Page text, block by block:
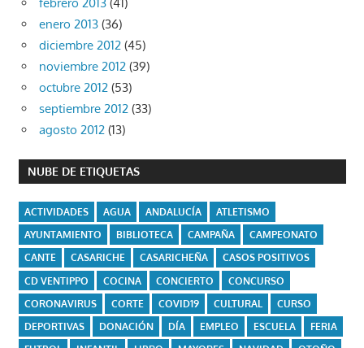
enero 2013 (36)
diciembre 2012 (45)
noviembre 2012 (39)
octubre 2012 (53)
septiembre 2012 (33)
agosto 2012 (13)
NUBE DE ETIQUETAS
ACTIVIDADES AGUA ANDALUCÍA
ATLETISMO
AYUNTAMIENTO
BIBLIOTECA CAMPAÑA
CAMPEONATO
CANTE
CASARICHE CASARICHEÑA
CASOS POSITIVOS
CD VENTIPPO
COCINA CONCIERTO
CONCURSO
CORONAVIRUS
CORTE COVID19 CULTURAL
CURSO
DEPORTIVAS
DONACIÓN DÍA EMPLEO ESCUELA
FERIA